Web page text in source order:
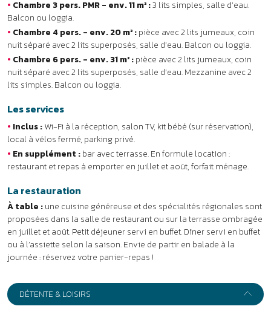
restaurant et repas à emporter en juillet et août, forfait ménage.
La restauration
À table :
une cuisine généreuse et des spécialités régionales sont
proposées dans la salle de restaurant ou sur la terrasse ombragée
en juillet et août. Petit déjeuner servi en buffet. Dîner servi en buffet
ou à l’assiette selon la saison. Envie de partir en balade à la
journée : réservez votre panier-repas !
DÉTENTE & LOISIRS
À DÉCOUVRIR
AVIS
INFOS PRATIQUES
−